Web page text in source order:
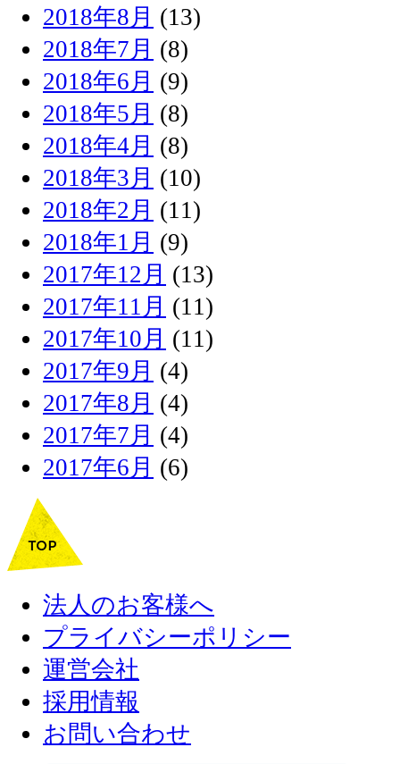
2018年8月 (13)
2018年7月 (8)
2018年6月 (9)
2018年5月 (8)
2018年4月 (8)
2018年3月 (10)
2018年2月 (11)
2018年1月 (9)
2017年12月 (13)
2017年11月 (11)
2017年10月 (11)
2017年9月 (4)
2017年8月 (4)
2017年7月 (4)
2017年6月 (6)
法人のお客様へ
プライバシーポリシー
運営会社
採用情報
お問い合わせ